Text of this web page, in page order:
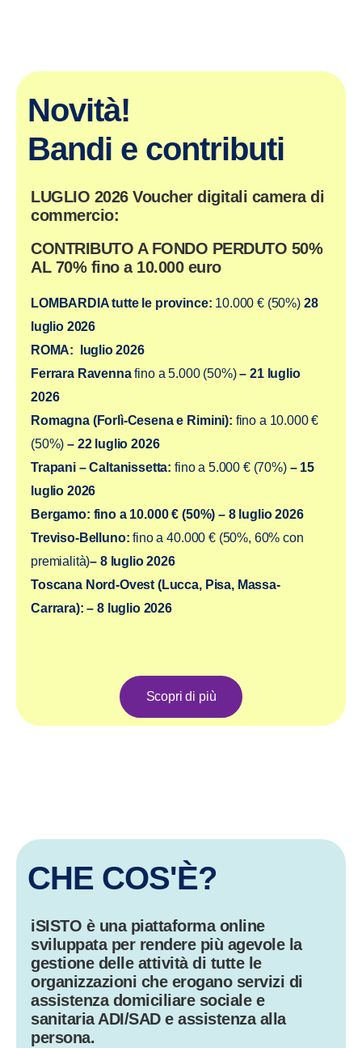
Novità!
Bandi e contributi
LUGLIO 2026 Voucher digitali camera di
commercio:
CONTRIBUTO A FONDO PERDUTO 50%
AL 70% fino a 10.000 euro
LOMBARDIA tutte le province: 10.000 € (50%) 28
luglio 2026
ROMA:
luglio 2026
Ferrara Ravennafino a 5.000 (50%)– 21 luglio
2026
Romagna (Forlì-Cesena e Rimini): fino a 10.000 €
(50%)– 22 luglio 2026
Trapani – Caltanissetta: fino a 5.000 € (70%)– 15
luglio 2026
Bergamo: fino a 10.000 € (50%) – 8 luglio 2026
Treviso-Belluno:fino a 40.000 € (50%, 60% con
premialità)– 8 luglio 2026
Toscana Nord-Ovest (Lucca, Pisa, Massa-
Carrara): – 8 luglio 2026
Scopri di più
CHE COS'È?
iSISTO è una piattaforma online
sviluppata per rendere più agevole la
gestione delle attività di tutte le
organizzazioni che erogano servizi di
assistenza domiciliare sociale e
sanitaria ADI/SAD e assistenza alla
persona.